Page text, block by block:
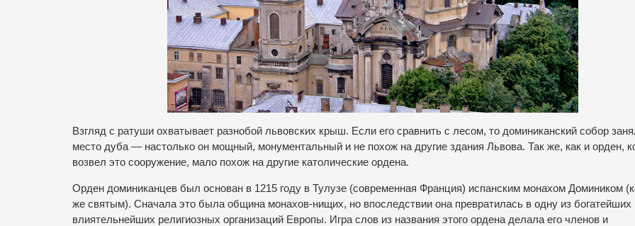
Взгляд с ратуши охватывает разнобой львовских крыш. Если его сравнить с лесом, то доминиканский собор
место дуба — настолько он мощный, монументальный и не похож на другие здания Львова. Так же, как и орден,
возвел это сооружение, мало похож на другие католические ордена.
Орден доминиканцев был основан в 1215 году в Тулузе (современная Франция) испанским монахом Домиником
же святым). Сначала это была община монахов-нищих, но впоследствии она превратилась в одну из богатейших
влиятельнейших религиозных организаций Европы. Игра слов из названия этого ордена делала его членов и